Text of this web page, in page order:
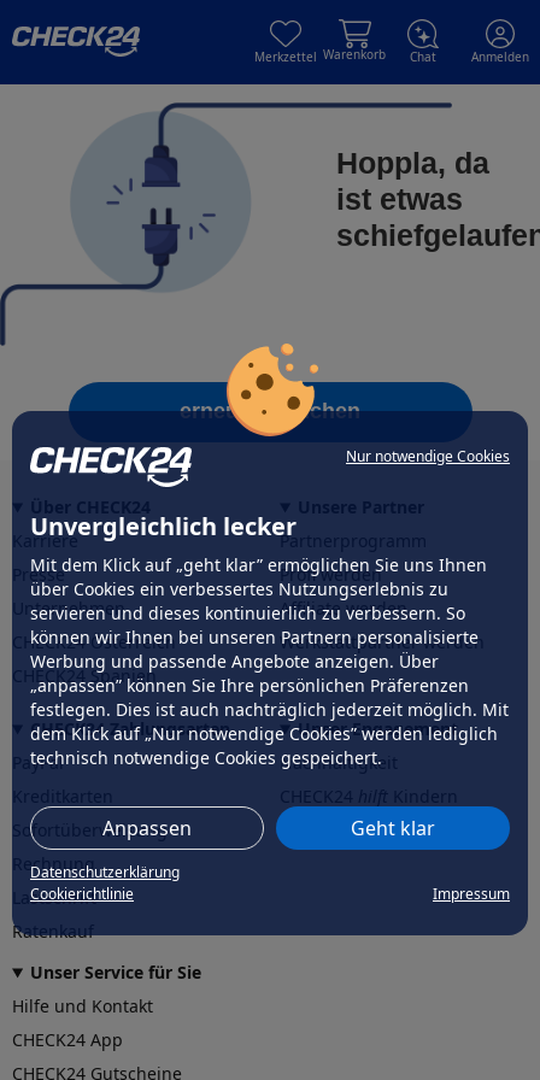
Nur notwendige Cookies
Unvergleichlich lecker
Mit dem Klick auf „geht klar” ermöglichen Sie uns Ihnen
über Cookies ein verbessertes Nutzungserlebnis zu
servieren und dieses kontinuierlich zu verbessern. So
können wir Ihnen bei unseren Partnern personalisierte
Werbung und passende Angebote anzeigen. Über
„anpassen” können Sie Ihre persönlichen Präferenzen
festlegen. Dies ist auch nachträglich jederzeit möglich. Mit
dem Klick auf „Nur notwendige Cookies” werden lediglich
technisch notwendige Cookies gespeichert.
Anpassen Geht klar
Datenschutzerklärung
Cookierichtlinie
Impressum
Merkzettel Warenkorb Chat Anmelden
Hoppla, da
ist etwas
erneut versuchen
Karriere
Presse
Unternehmen
CHECK24 Österreich
CHECK24 Spanien
Partnerprogramm
Profi werden
Affiliate werden
Werkstattpartner werden
CHECK24 Zahlungsarten
PayPal
Sofortüberweisung
Rechnung
Lastschrift
Ratenkauf
Unser Engagement
Nachhaltigkeit
CHECK24hilftder Natur
Unser Service für Sie
Hilfe und Kontakt
CHECK24 App
CHECK24 Gutscheine